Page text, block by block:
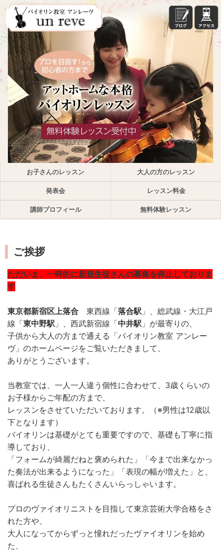
お子さんのレッスン 大人の方のレッスン
発表会 レッスン料金
講師プロフィール 無料体験レッスン
ご挨拶
ただいま、一時的に新規生徒さんの募集を停止しておりま
す
東京都新宿区上落合 東西線「落合駅 」、 総武線・大江戸
線「東中野駅 」、西武新宿線「中井駅 」が最寄りの、
子供から大人の方まで通える「バイオリン教室 アンレー
ヴ」のホームページをご覧いただきまして、
ありがとうございます。
当教室では、一人一人違う個性に合わせて、3歳くらいの
お子様からご年配の方まで、
レッスンをさせていただいております。（※男性は12歳以
下となります）
バイオリンは基礎がとても重要ですので、基礎も丁寧に指
導しており、
「フォームが綺麗だねと褒められた」「今まで出来なかっ
た奏法が出来るようになった」「表現の幅が増えた」と、
喜ばれる生徒さんもたくさんいらっしゃいます。
プロのヴァイオリニストを目指して東京芸術大学合格をさ
れた方や、
大人になってからずっと憧れだったヴァイオリンを始め
た、